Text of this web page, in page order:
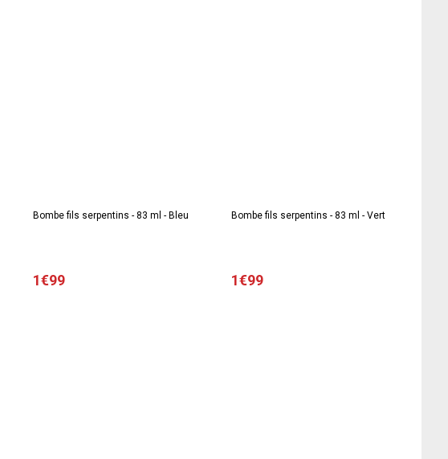
Bombe fils serpentins - 83 ml - Bleu
1€99
Bombe fils serpentins - 83 ml - Vert
1€99